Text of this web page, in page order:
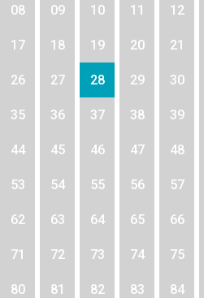
08 09 10 11 12
17 18 19 20 21
26 27 28 29 30
35 36 37 38 39
44 45 46 47 48
53 54 55 56 57
62 63 64 65 66
71 72 73 74 75
80 81 82 83 84